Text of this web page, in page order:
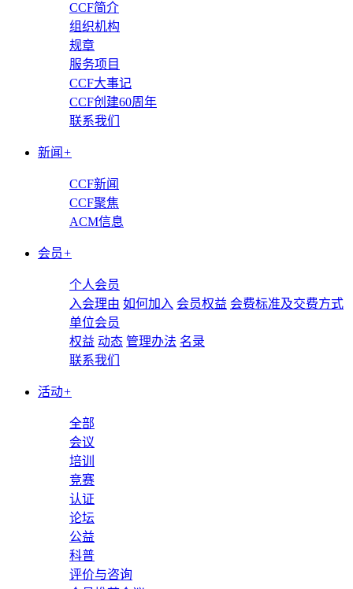
CCF简介
组织机构
规章
服务项目
CCF大事记
CCF创建60周年
联系我们
新闻 +
CCF新闻
CCF聚焦
ACM信息
会员+
个人会员
入会理由 如何加入 会员权益 会费标准及交费方式
单位会员
权益 动态 管理办法 名录
联系我们
活动+
全部
会议
培训
竞赛
认证
论坛
公益
科普
评价与咨询